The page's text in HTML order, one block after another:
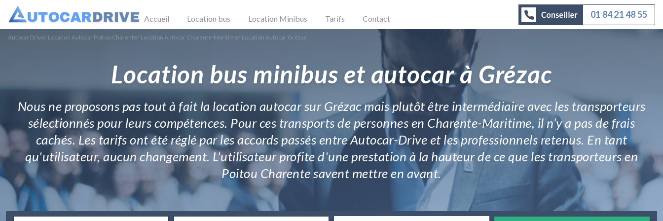
Accueil Location bus Location Minibus Tarifs Contact 01 84 21 48 55
Autocar Drive/ Location Autocar Poitou Charente/ Location Autocar Charente-Maritime/ Location Autocar Grézac
Location bus minibus et autocar à Grézac
Nous ne proposons pas tout à fait la location autocar sur Grézac mais plutôt être intermédiaire avec les transporteurs
sélectionnés pour leurs compétences. Pour ces transports de personnes en Charente-Maritime, il n’y a pas de frais
cachés. Les tarifs ont été réglé par les accords passés entre Autocar-Drive et les professionnels retenus. En tant
qu'utilisateur, aucun changement. L'utilisateur profite d'une prestation à la hauteur de ce que les transporteurs en
Poitou Charente savent mettre en avant.